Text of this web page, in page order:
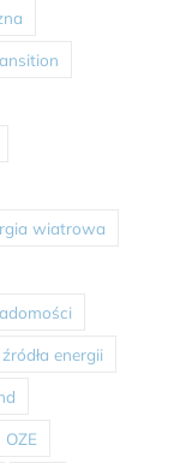
wiatrowa
energii
OZE